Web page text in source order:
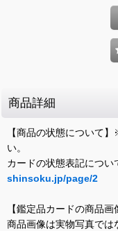
商品詳細
【商品の状態について
い。
カードの状態表記につい
shinsoku.jp/page/2
【鑑定品カードの商品画
商品画像は実物写真では